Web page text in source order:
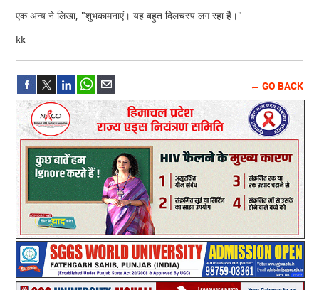
एक अन्य ने लिखा, "शुभकामनाएं। यह बहुत दिलचस्प लग रहा है।"
kk
← GO BACK